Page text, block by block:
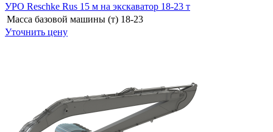
УРО Reschke Rus 15 м на экскаватор 18-23 т
Масса базовой машины (т) 18-23
Уточнить цену